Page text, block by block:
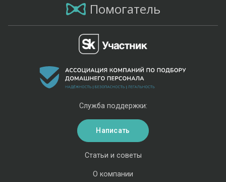
Помогатель
Статьи и советы
О компании
Служба поддержки:
Написать